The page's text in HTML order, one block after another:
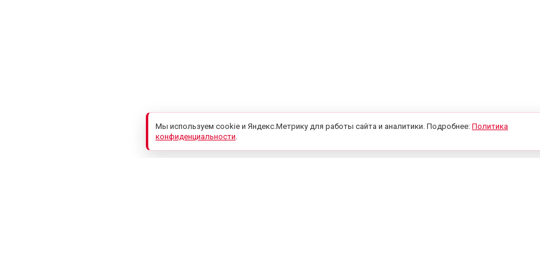
Мы используем cookie и Яндекс.Метрику для работы сайта и аналитики. Подробнее: Политика
конфиденциальности.